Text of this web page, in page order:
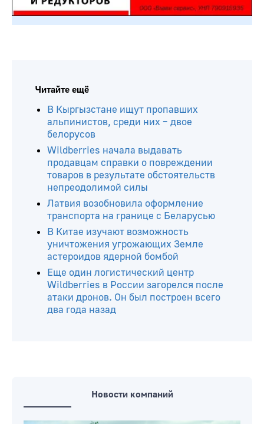
Читайте ещё
В Кыргызстане ищут пропавших
альпинистов, среди них – двое
белорусов
Wildberries начала выдавать
продавцам справки о повреждении
товаров в результате обстоятельств
непреодолимой силы
Латвия возобновила оформление
транспорта на границе с Беларусью
В Китае изучают возможность
уничтожения угрожающих Земле
астероидов ядерной бомбой
Еще один логистический центр
Wildberries в России загорелся после
атаки дронов. Он был построен всего
два года назад
Новости компаний